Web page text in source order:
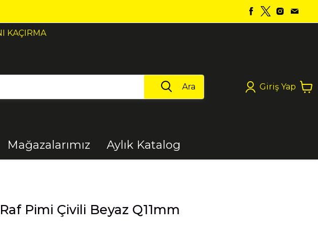
KAÇIRMA
Ara Giriş Yap
Elektrikli Aletler
Mağazalarımız Aylık Katalog
Raf Pimi Çivili Beyaz Q11mm